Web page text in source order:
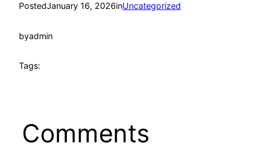
PostedJanuary 16, 2026inUncategorized
byadmin
Tags:
Comments